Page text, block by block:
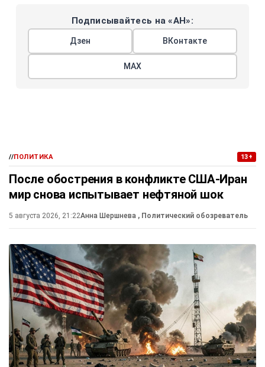
Подписывайтесь на «АН»:
Дзен ВКонтакте
МАХ
//ПОЛИТИКА 13+
После обострения в конфликте США-Иран
мир снова испытывает нефтяной шок
5 августа 2026, 21:22Анна Шершнева , Политический обозреватель